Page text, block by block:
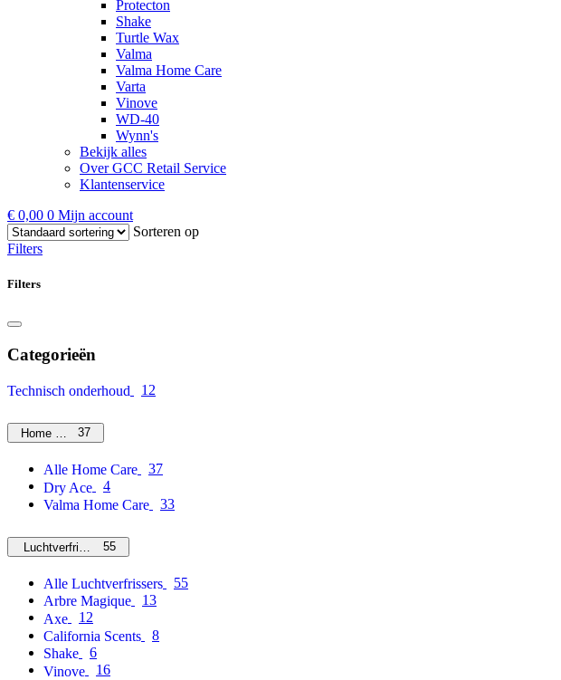
Protecton
Shake
Turtle Wax
Valma
Valma Home Care
Varta
Vinove
WD-40
Wynn's
Bekijk alles
Over GCC Retail Service
Klantenservice
€ 0,00 0 Mijn account
Sorteren op
Filters
Filters
Categorieën
Technisch onderhoud 12
Home Care37
Alle Home Care
37
Dry Ace
4
Valma Home Care
33
Luchtverfrissers55
Alle Luchtverfrissers
55
Arbre Magique
13
Axe
12
California Scents
8
Shake
6
Vinove
16